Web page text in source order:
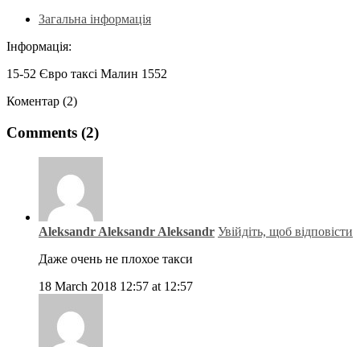
Загальна інформація
Інформація:
15-52 Євро таксі Малин 1552
Коментар (2)
Comments (2)
Aleksandr Aleksandr Aleksandr Увійдіть, щоб відповісти
Даже очень не плохое такси
18 March 2018 12:57 at 12:57